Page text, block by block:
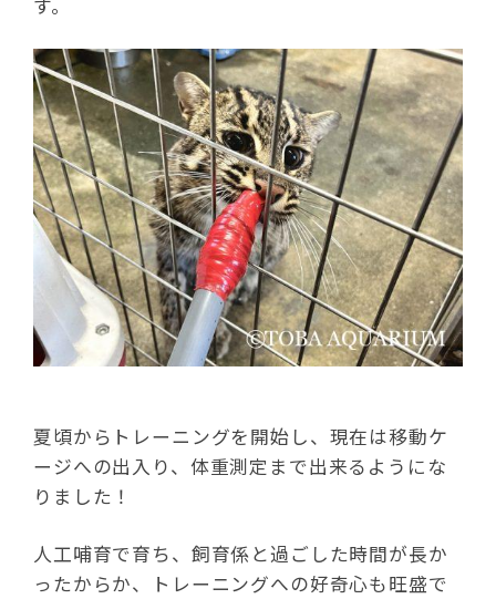
夏頃からトレーニングを開始し、現在は移動ケ
ージへの出入り、体重測定まで出来るようにな
りました！
人工哺育で育ち、飼育係と過ごした時間が長か
ったからか、トレーニングへの好奇心も旺盛で